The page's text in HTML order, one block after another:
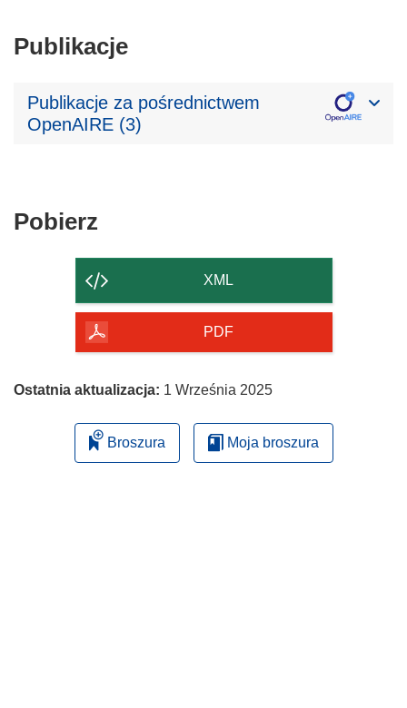
Publikacje
Publikacje za pośrednictwem
OpenAIRE (3)
Pobierz
strony
XML
PDF
Ostatnia aktualizacja: 1 Września 2025
Broszura Moja broszura